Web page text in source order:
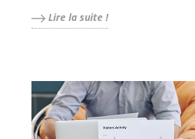
Lire la suite !